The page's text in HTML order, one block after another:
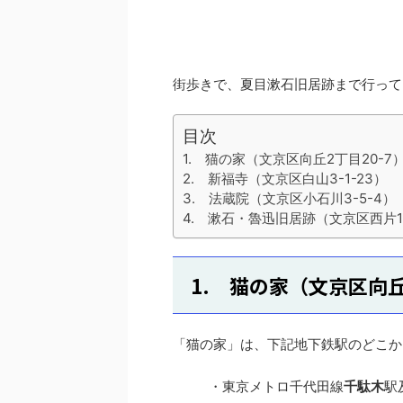
街歩きで、夏目漱石旧居跡まで行っ
目次
1. 猫の家（文京区向丘2丁目20-7
2. 新福寺（文京区白山3-1-23）
3. 法蔵院（文京区小石川3-5-4）
4. 漱石・魯迅旧居跡（文京区西片
1. 猫の家（文京区向
「猫の家」は、下記地下鉄駅のどこ
・東京メトロ千代田線千駄木駅